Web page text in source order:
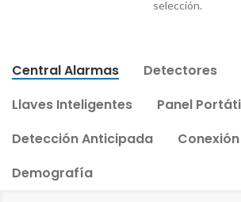
selección.
Central Alarmas
Detectores
Llaves Inteligentes
Panel
Detección Anticipada
Conexión
Demografía